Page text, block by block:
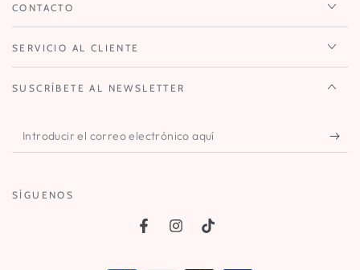
CONTACTO
SERVICIO AL CLIENTE
SUSCRÍBETE AL NEWSLETTER
Introducir
el
SÍGUENOS
FacebookInstagram
TikTok